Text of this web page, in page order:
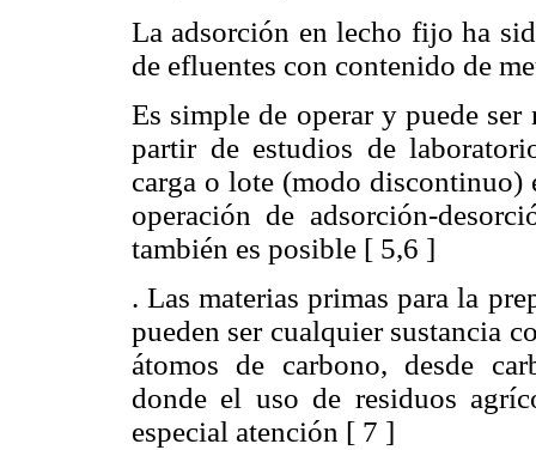
La adsorción en lecho fijo ha
de efluentes con contenido de
Es simple de operar y puede
partir de estudios de
carga o lote (modo
operación de adsorción-
también es posible [ 5,6 ]
. Las materias primas para la
pueden ser cualquier sustancia
átomos de carbono, desde
donde el uso de residuos
especial atención [ 7 ]